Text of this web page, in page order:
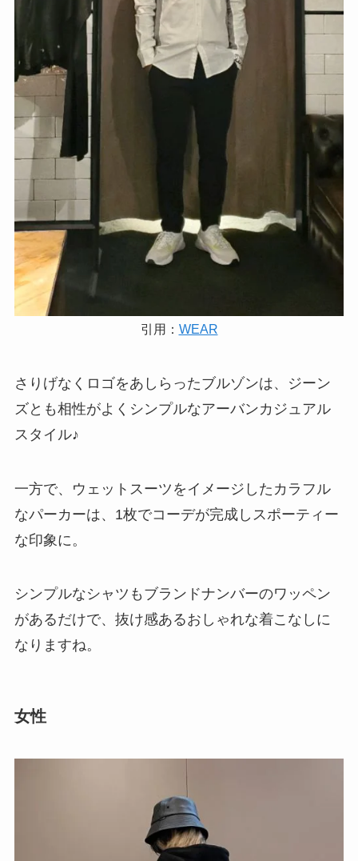
引用： WEAR
さりげなくロゴをあしらったブルゾンは、ジーン
ズとも相性がよくシンプルなアーバンカジュアル
スタイル♪
一方で、ウェットスーツをイメージしたカラフル
なパーカーは、1枚でコーデが完成しスポーティー
な印象に。
シンプルなシャツもブランドナンバーのワッペン
があるだけで、抜け感あるおしゃれな着こなしに
なりますね。
女性